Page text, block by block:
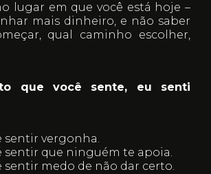
lugar em que você está hoje –
mais dinheiro, e não saber
qual caminho escolher,
que você sente, eu senti
sentir vergonha.
sentir que ninguém te apoia.
sentir medo de não dar certo.